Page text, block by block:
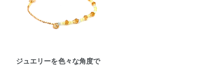
ジュエリーを色々な角度で